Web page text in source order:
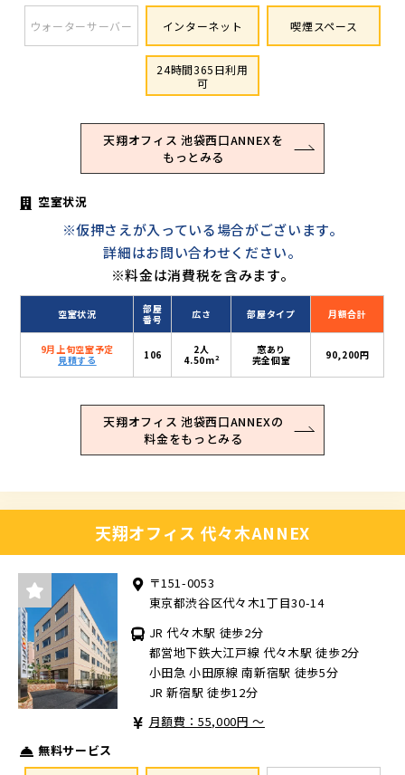
ウォーターサーバー インターネット 喫煙スペース
24時間365日利用
可
天翔オフィス 池袋西口ANNEXを
もっとみる
空室状況
※仮押さえが入っている場合がございます。
詳細はお問い合わせください。
※料金は消費税を含みます。
空室状況
部屋
番号
広さ 部屋タイプ 月額合計
9月上旬空室予定
見積する
106
2人
4.50m2
窓あり
完全個室
90,200円
天翔オフィス 池袋西口ANNEXの
料金をもっとみる
天翔オフィス 代々木ANNEX
〒151-0053
東京都渋谷区代々木1丁目30-14
JR 代々木駅 徒歩2分
都営地下鉄大江戸線 代々木駅 徒歩2分
小田急 小田原線 南新宿駅 徒歩5分
JR 新宿駅 徒歩12分
月額費：55,000円 ～
無料サービス